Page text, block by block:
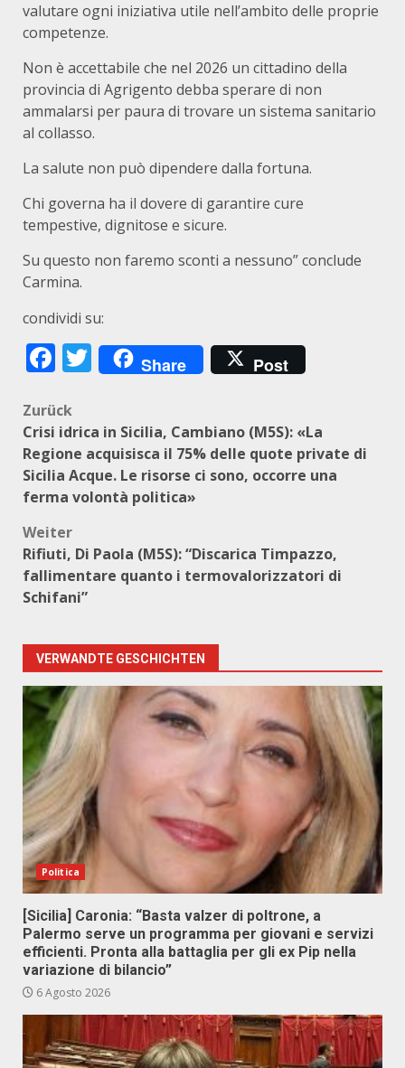
valutare ogni iniziativa utile nell’ambito delle proprie
competenze.
Non è accettabile che nel 2026 un cittadino della
provincia di Agrigento debba sperare di non
ammalarsi per paura di trovare un sistema sanitario
al collasso.
La salute non può dipendere dalla fortuna.
Chi governa ha il dovere di garantire cure
tempestive, dignitose e sicure.
Su questo non faremo sconti a nessuno” conclude
Carmina.
condividi su:
Facebook
Twitter
Share Post
Beitragsnavigation
Zurück
Crisi idrica in Sicilia, Cambiano (M5S): «La
Regione acquisisca il 75% delle quote private di
Sicilia Acque. Le risorse ci sono, occorre una
ferma volontà politica»
Weiter
Rifiuti, Di Paola (M5S): “Discarica Timpazzo,
fallimentare quanto i termovalorizzatori di
Schifani”
VERWANDTE GESCHICHTEN
Politica
[Sicilia] Caronia: “Basta valzer di poltrone, a
Palermo serve un programma per giovani e servizi
efficienti. Pronta alla battaglia per gli ex Pip nella
variazione di bilancio”
6 Agosto 2026